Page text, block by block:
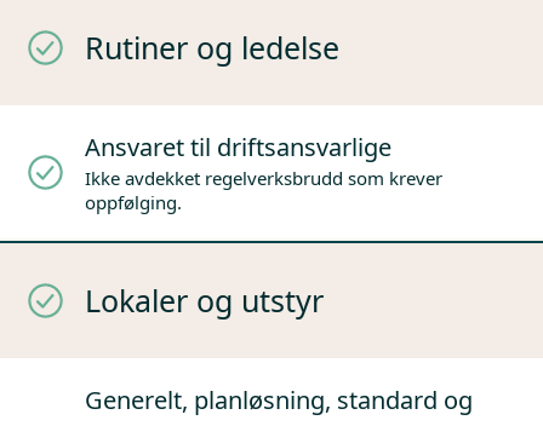
Rutiner og ledelse
Ansvaret til driftsansvarlige
Ikke avdekket regelverksbrudd som krever
oppfølging.
Lokaler og utstyr
Generelt, planløsning, standard og